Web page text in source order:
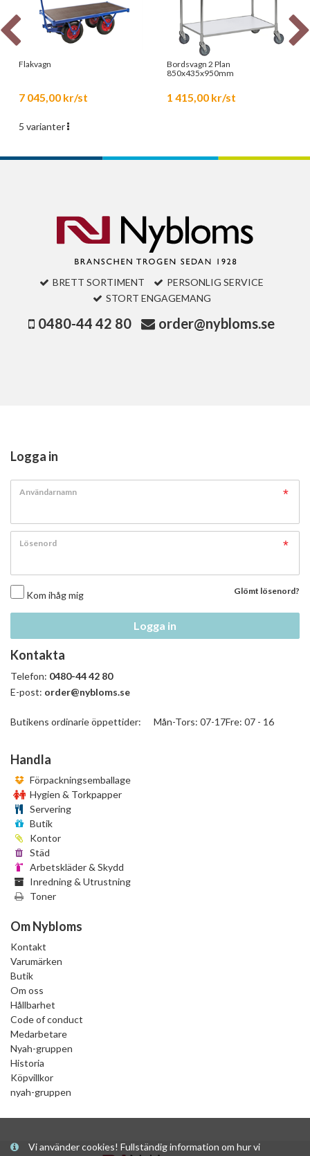
Vi använder cookies! Fullständig information om hur vi
Flakvagn
7 045,00 kr/st
5 varianter
Bordsvagn 2 Plan
850x435x950mm
1 415,00 kr/st
BRETT SORTIMENT
PERSONLIG SERVICE
STORT ENGAGEMANG
0480-44 42 80 order@nybloms.se
Logga in
Användarnamn
Lösenord
Kom ihåg mig Glömt lösenord?
Logga in
Kontakta
Telefon: 0480-44 42 80
E-post: order@nybloms.se
Butikens ordinarie öppettider: Mån-Tors: 07-17Fre: 07 - 16
Handla
Förpackningsemballage
Hygien & Torkpapper
Servering
Butik
Kontor
Städ
Arbetskläder & Skydd
Inredning & Utrustning
Toner
Om Nybloms
Kontakt
Varumärken
Butik
Om oss
Hållbarhet
Code of conduct
Medarbetare
Nyah-gruppen
Historia
Köpvillkor
nyah-gruppen